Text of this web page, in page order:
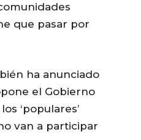
que pasar por
ha anunciado
el Gobierno
‘populares’
van a participar